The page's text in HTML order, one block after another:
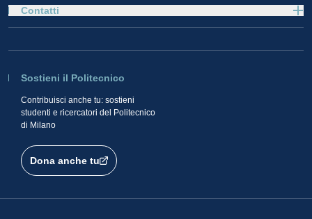
Sostieni il Politecnico
Contribuisci anche tu: sostieni
studenti e ricercatori del Politecnico
di Milano
Dona anche tu
Contatti